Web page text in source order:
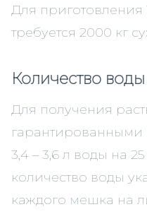
Для приготовления
требуется 2000 кг
Количество
Для получения
гарантированными
3,4 – 3,6 л воды на
количество воды
каждого мешка на